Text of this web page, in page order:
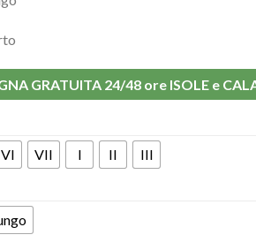
GRATUITA 24/48 ore ISOLE e
VI VII I II III